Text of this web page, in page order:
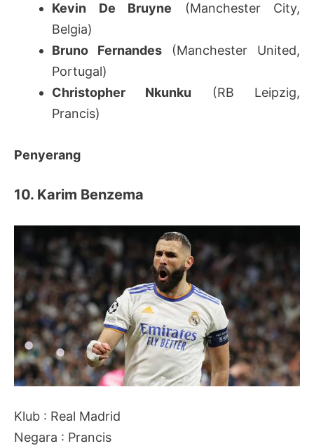
Kevin De Bruyne (Manchester City,
Belgia)
Bruno Fernandes (Manchester United,
Portugal)
Christopher Nkunku (RB Leipzig,
Prancis)
Penyerang
10. Karim Benzema
Klub : Real Madrid
Negara : Prancis